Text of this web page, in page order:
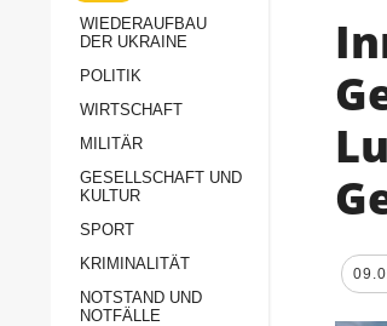
ALLE RUBRIKEN
Wiederaufbau der
Politik
Militär
Gesellschaft und Kultur
WIEDERAUFBAU
DER UKRAINE
POLITIK
WIRTSCHAFT
MILITÄR
GESELLSCHAFT UND
KULTUR
SPORT
KRIMINALITÄT
NOTSTAND UND
NOTFÄLLE